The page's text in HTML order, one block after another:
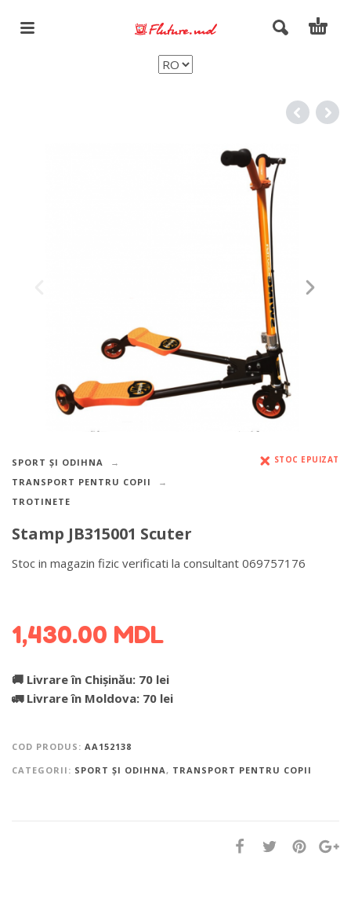
SPORT ȘI ODIHNA
TRANSPORT PENTRU COPII
TROTINETE
STOC EPUIZAT
Stamp JB315001 Scuter
Stoc in magazin fizic verificati la consultant 069757176
1,430.00 MDL
🚚 Livrare în Chișinău: 70 lei
🚛 Livrare în Moldova: 70 lei
COD PRODUS: AA152138
CATEGORII: SPORT ȘI ODIHNA , TRANSPORT PENTRU COPII